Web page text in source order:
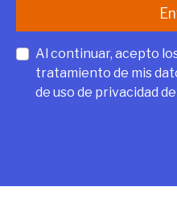
Al continuar, acepto
tratamiento de mis
de uso de privacidad